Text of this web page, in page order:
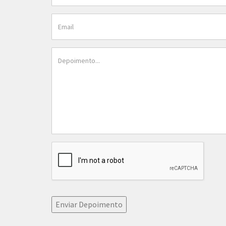
Linha 2015 do Chevrolet Spin
ganha novos acessórios
Fiat 500 Cabrio